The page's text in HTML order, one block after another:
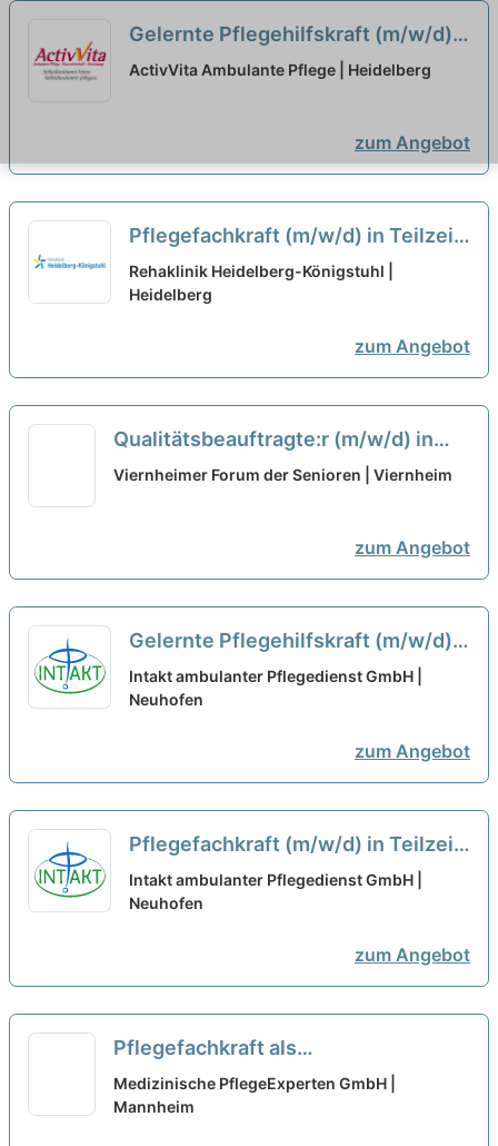
Gelernte Pflegehilfskraft (m/w/d)
in Teilzeit (50-90%) - Kommen Sie
ActivVita Ambulante Pflege | Heidelberg
zum Angebot
Pflegefachkraft (m/w/d) in Teilzeit
- Werden Sie Teil unseres Teams!
neu
Rehaklinik Heidelberg-Königstuhl |
Heidelberg
zum Angebot
Qualitätsbeauftragte:r (m/w/d) in
Teilzeit (50%) - Werde Teil unseres
Viernheimer Forum der Senioren | Viernheim
zum Angebot
Gelernte Pflegehilfskraft (m/w/d)
in Teilzeit (50 %) - Kommen Sie ins
Team! neu
Intakt ambulanter Pflegedienst GmbH |
Neuhofen
zum Angebot
Pflegefachkraft (m/w/d) in Teilzeit
(50 %) - Kommen Sie ins Team!
Intakt ambulanter Pflegedienst GmbH |
Neuhofen
zum Angebot
Pflegefachkraft als
Qualitätsmanagementbeauftragte:r
(m/w/d) in Teilzeit (20-30
Medizinische PflegeExperten GmbH |
Mannheim